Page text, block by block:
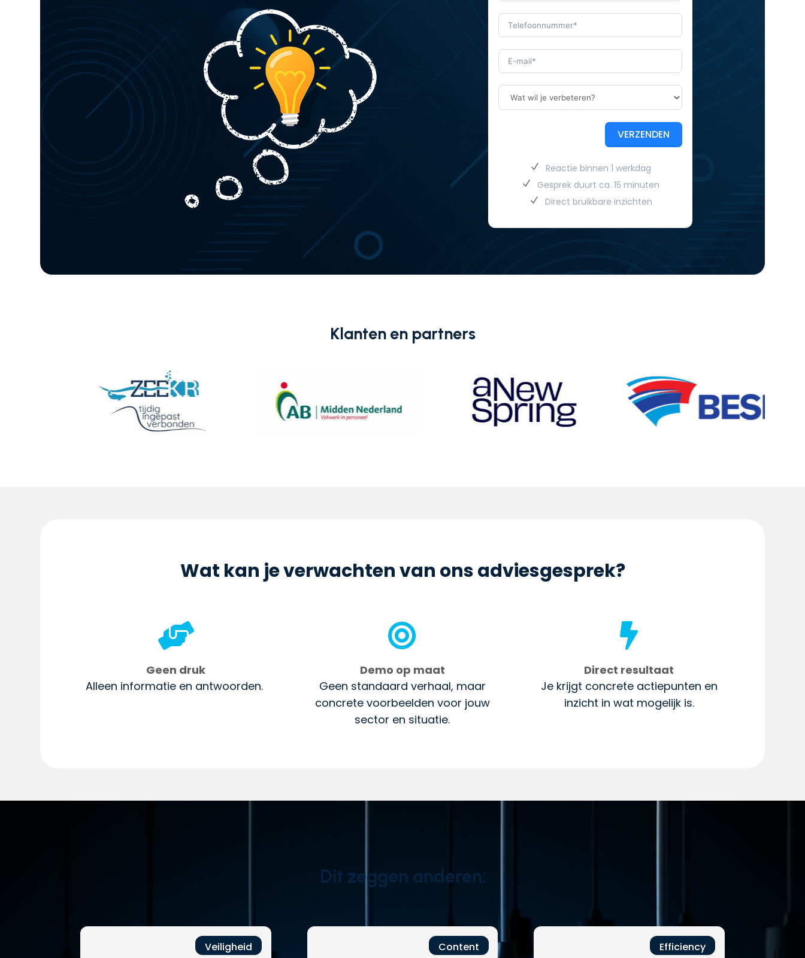
VERZENDEN
Reactie binnen 1 werkdag
Gesprek duurt ca. 15 minuten
Direct bruikbare inzichten
Klanten en partners
Wat kan je verwachten van ons adviesgesprek?

Geen druk
Alleen informatie en antwoorden.

Demo op maat
Geen standaard verhaal, maar
concrete voorbeelden voor jouw
sector en situatie.

Direct resultaat
Je krijgt concrete actiepunten en
inzicht in wat mogelijk is.
Dit zeggen anderen:
Veiligheid
Content
Efficiency